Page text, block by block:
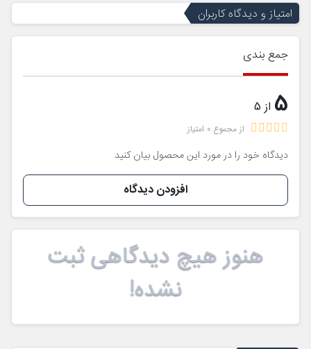
امتیاز و دیدگاه کاربران
جمع بندی
5 از 5
از مجموع 0 امتیاز
دیدگاه خود را در مورد این محصول بیان کنید
افزودن دیدگاه
هنوز هیچ دیدگاهی ثبت
نشده!